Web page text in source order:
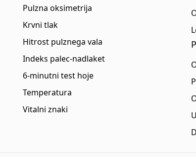
Pulzna oksimetrija
Krvni tlak
Hitrost pulznega vala
Indeks palec-nadlaket
6-minutni test hoje
Temperatura
Vitalni znaki